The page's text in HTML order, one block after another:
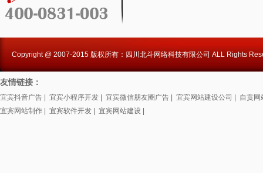
Copyright @ 2007-2015 版权所有：四川北斗网络科技有限公司 ALL Rights
友情链接：
宜宾抖音广告 宜宾小程序开发 宜宾微信朋友圈广告 宜宾网站建设公司
自贡网
宜宾网站制作
宜宾软件开发 宜宾网站建设